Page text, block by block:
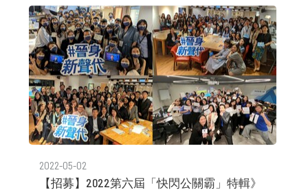
2022-05-02
【招募】2022第六屆「快閃公關霸」特輯》